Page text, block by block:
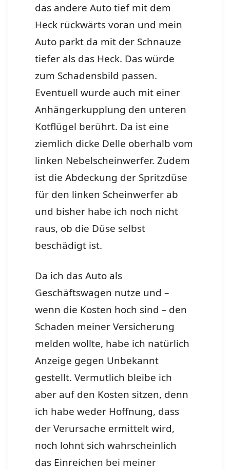
das andere Auto tief mit dem
Heck rückwärts voran und mein
Auto parkt da mit der Schnauze
tiefer als das Heck. Das würde
zum Schadensbild passen.
Eventuell wurde auch mit einer
Anhängerkupplung den unteren
Kotflügel berührt. Da ist eine
ziemlich dicke Delle oberhalb vom
linken Nebelscheinwerfer. Zudem
ist die Abdeckung der Spritzdüse
für den linken Scheinwerfer ab
und bisher habe ich noch nicht
raus, ob die Düse selbst
beschädigt ist.
Da ich das Auto als
Geschäftswagen nutze und –
wenn die Kosten hoch sind – den
Schaden meiner Versicherung
melden wollte, habe ich natürlich
Anzeige gegen Unbekannt
gestellt. Vermutlich bleibe ich
aber auf den Kosten sitzen, denn
ich habe weder Hoffnung, dass
der Verursache ermittelt wird,
noch lohnt sich wahrscheinlich
das Einreichen bei meiner